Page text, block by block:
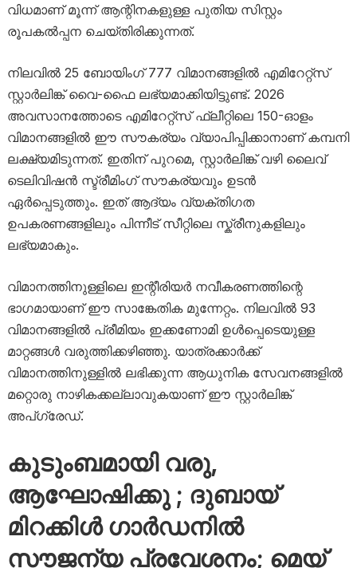
വിധമാണ് മൂന്ന് ആന്റിനകളുള്ള പുതിയ സിസ്റ്റം
രൂപകൽപ്പന ചെയ്തിരിക്കുന്നത്.
നിലവിൽ 25 ബോയിംഗ് 777 വിമാനങ്ങളിൽ എമിറേറ്റ്‌സ്
സ്റ്റാർലിങ്ക് വൈ-ഫൈ ലഭ്യമാക്കിയിട്ടുണ്ട്. 2026
അവസാനത്തോടെ എമിറേറ്റ്‌സ് ഫ്ലീറ്റിലെ 150-ഓളം
വിമാനങ്ങളിൽ ഈ സൗകര്യം വ്യാപിപ്പിക്കാനാണ് കമ്പനി
ലക്ഷ്യമിടുന്നത്. ഇതിന് പുറമെ, സ്റ്റാർലിങ്ക് വഴി ലൈവ്
ടെലിവിഷൻ സ്ട്രീമിംഗ് സൗകര്യവും ഉടൻ
ഏർപ്പെടുത്തും. ഇത് ആദ്യം വ്യക്തിഗത
ഉപകരണങ്ങളിലും പിന്നീട് സീറ്റിലെ സ്ക്രീനുകളിലും
ലഭ്യമാകും.
വിമാനത്തിനുള്ളിലെ ഇന്റീരിയർ നവീകരണത്തിന്റെ
ഭാഗമായാണ് ഈ സാങ്കേതിക മുന്നേറ്റം. നിലവിൽ 93
വിമാനങ്ങളിൽ പ്രീമിയം ഇക്കണോമി ഉൾപ്പെടെയുള്ള
മാറ്റങ്ങൾ വരുത്തിക്കഴിഞ്ഞു. യാത്രക്കാർക്ക്
വിമാനത്തിനുള്ളിൽ ലഭിക്കുന്ന ആധുനിക സേവനങ്ങളിൽ
മറ്റൊരു നാഴികക്കല്ലാവുകയാണ് ഈ സ്റ്റാർലിങ്ക്
അപ്‌ഗ്രേഡ്.
കുടുംബമായി വരു,
ആഘോഷിക്കു ; ദുബായ്
മിറക്കിൾ ഗാർഡനിൽ
സൗജന്യ പ്രവേശനം; മെയ്